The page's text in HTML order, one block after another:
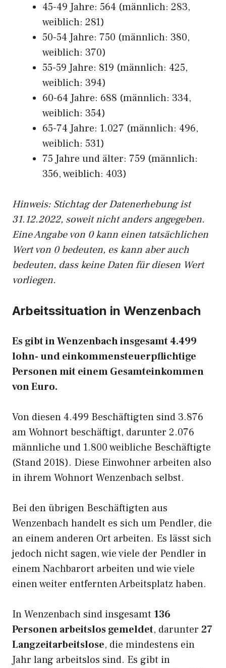
45-49 Jahre: 564 (männlich: 283,
weiblich: 281)
50-54 Jahre: 750 (männlich: 380,
weiblich: 370)
55-59 Jahre: 819 (männlich: 425,
weiblich: 394)
60-64 Jahre: 688 (männlich: 334,
weiblich: 354)
65-74 Jahre: 1.027 (männlich: 496,
weiblich: 531)
75 Jahre und älter: 759 (männlich:
356, weiblich: 403)
Hinweis: Stichtag der Datenerhebung ist
31.12.2022, soweit nicht anders angegeben.
Eine Angabe von 0 kann einen tatsächlichen
Wert von 0 bedeuten, es kann aber auch
bedeuten, dass keine Daten für diesen Wert
vorliegen.
Arbeitssituation in Wenzenbach
Es gibt in Wenzenbach insgesamt 4.499
lohn- und einkommensteuerpflichtige
Personen mit einem Gesamteinkommen
von Euro.
Von diesen 4.499 Beschäftigten sind 3.876
am Wohnort beschäftigt, darunter 2.076
männliche und 1.800 weibliche Beschäftigte
(Stand 2018). Diese Einwohner arbeiten also
in ihrem Wohnort Wenzenbach selbst.
Bei den übrigen Beschäftigten aus
Wenzenbach handelt es sich um Pendler, die
an einem anderen Ort arbeiten. Es lässt sich
jedoch nicht sagen, wie viele der Pendler in
einem Nachbarort arbeiten und wie viele
einen weiter entfernten Arbeitsplatz haben.
In Wenzenbach sind insgesamt 136
Personen arbeitslos gemeldet, darunter 27
Langzeitarbeitslose, die mindestens ein
Jahr lang arbeitslos sind. Es gibt in